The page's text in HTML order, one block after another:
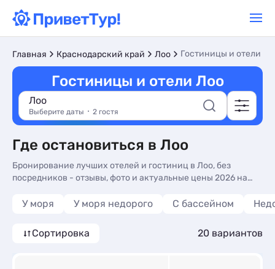
Главная Краснодарский край Лоо Гостиницы и отели
Гостиницы и отели Лоо
Лоо
Выберите даты 2 гостя
Где остановиться в Лоо
Бронирование лучших отелей и гостиниц в Лоо, без
посредников - отзывы, фото и актуальные цены 2026 на
гостиницах - более 19 вариантов, от 1960 руб, номера с
У моря У моря недорого С бассейном
Сортировка 20 вариантов